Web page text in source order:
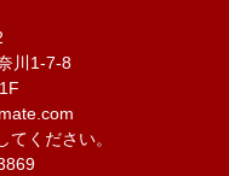
川1-7-8
ください。